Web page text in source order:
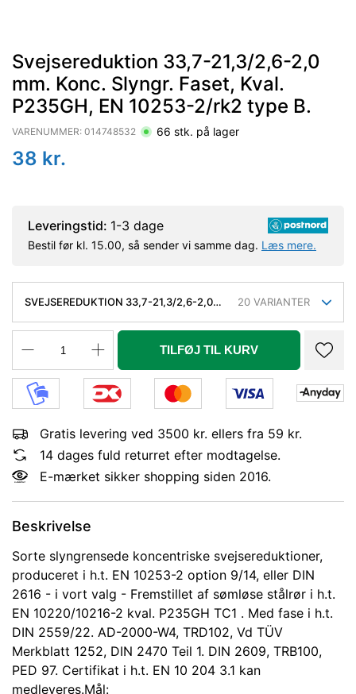
Svejsereduktion 33,7-21,3/2,6-2,0
mm. Konc. Slyngr. Faset, Kval.
P235GH, EN 10253-2/rk2 type B.
VARENUMMER: 014748532 66 stk. på lager
38 kr.
Leveringstid: 1-3 dage
Bestil før kl. 15.00, så sender vi samme dag. Læs mere.
SVEJSEREDUKTION 33,7-21,3/2,6-2,0
P235GH, EN 10253-2/RK2 TYPE B.
20 VARIANTER
TILFØJ TIL KURV
Gratis levering ved 3500 kr. ellers fra 59 kr.
14 dages fuld returret efter modtagelse.
E-mærket sikker shopping siden 2016.
Beskrivelse
Sorte slyngrensede koncentriske svejsereduktioner,
produceret i h.t. EN 10253-2 option 9/14, eller DIN
2616 - i vort valg - Fremstillet af sømløse stålrør i h.t.
EN 10220/10216-2 kval. P235GH TC1 . Med fase i h.t.
DIN 2559/22. AD-2000-W4, TRD102, Vd TÜV
Merkblatt 1252, DIN 2470 Teil 1. DIN 2609, TRB100,
PED 97. Certifikat i h.t. EN 10 204 3.1 kan
medleveres.Mål: